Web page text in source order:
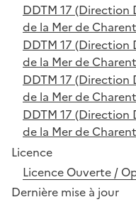
DDTM 17
de la Mer de
DDTM 17
de la Mer de
DDTM 17
de la Mer de
DDTM 17
de la Mer de
Licence
Licence Ouverte /
Dernière mise à jour